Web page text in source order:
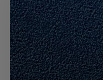
CONTRACTOR
TO
PERFORM
THE
CLEANING
SERVICES
FOR